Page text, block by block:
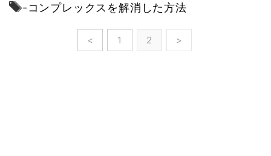
-コンプレックスを解消した方法
< 1 2 >